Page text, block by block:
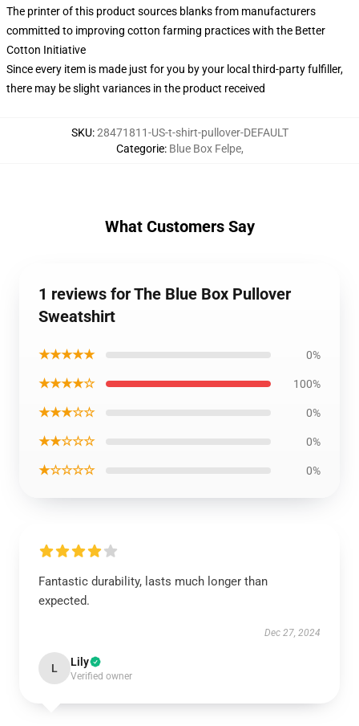
The printer of this product sources blanks from manufacturers
committed to improving cotton farming practices with the Better
Cotton Initiative
Since every item is made just for you by your local third-party fulfiller,
there may be slight variances in the product received
SKU:28471811-US-t-shirt-pullover-DEFAULT
Categorie: Blue Box Felpe,
What Customers Say
1 reviews for The Blue Box Pullover
Sweatshirt
★★★★★ 0%
★★★★☆ 100%
★★★☆☆ 0%
★★☆☆☆ 0%
★☆☆☆☆ 0%
Fantastic durability, lasts much longer than
expected.
Dec 27, 2024
L Lily
Verified owner